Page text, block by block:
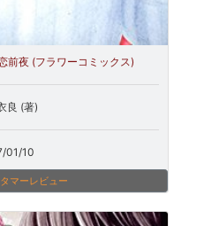
前夜 (フラワーコミックス)
良 (著)
01/10
マーレビュー